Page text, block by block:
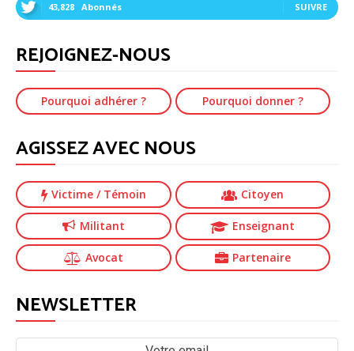
43,828 Abonnés SUIVRE
REJOIGNEZ-NOUS
Pourquoi adhérer ? Pourquoi donner ?
AGISSEZ AVEC NOUS
Victime / Témoin Citoyen
Militant Enseignant
Avocat Partenaire
NEWSLETTER